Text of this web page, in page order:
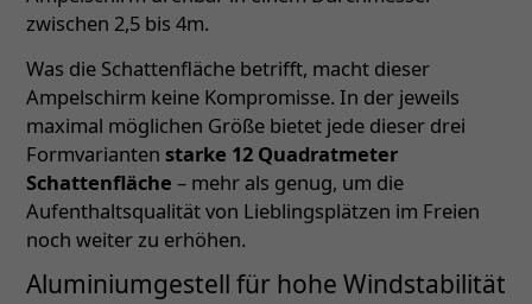
zwischen 2,5 bis 4m.
Was die Schattenfläche betrifft, macht dieser
Ampelschirm keine Kompromisse. In der jeweils
maximal möglichen Größe bietet jede dieser drei
Formvarianten starke 12 Quadratmeter
Schattenfläche – mehr als genug, um die
Aufenthaltsqualität von Lieblingsplätzen im Freien
noch weiter zu erhöhen.
Aluminiumgestell für hohe Windstabilität